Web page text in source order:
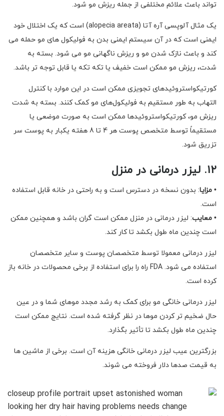
تواند باعث علائم مختلفی از جمله ریزش مو شود.
یک مثال آلوپسی آره آتا (alopecia areata) است که یک اختلال خود
ایمنی است که در آن سیستم ایمنی بدن به فولیکول های مو حمله می
کند و باعث نازک شدن مو و ریزش ناگهانی مو می شود. بسته به
شدت، ریزش مو ممکن است خفیف یا تکه تکه یا قابل توجه تر باشد.
کورتیکواستروئیدهای تجویزی ممکن است در این موارد با کنترل
التهاب به طور مستقیم به فولیکول‌های مو کمک کنند. بسته به شدت
ریزش مو، کورتیکواستروئیدها ممکن است به صورت موضعی یا
مستقیماً توسط متخصص پوست هر 4 تا 8 هفته یکبار به پوست سر
تزریق شود.
۱۲. لیزر درمانی در منزل
• مزایا: بدون نسخه در دسترس است و به راحتی در خانه قابل استفاده
است.
• معایب: لیزر درمانی در منزل ممکن است گران باشد و همچنین ممکن
است چندین ماه طول بکشد تا کار کند.
لیزر درمانی معمولا توسط متخصصان پوست و سایر متخصصان
استفاده می شود. FDA راه را برای استفاده از برخی محصولات در خانه باز
کرده است.
لیزر درمانی خانگی مو برای کمک به رشد مجدد موهای شما و در عین
حال ضخیم تر کردن موها در نظر گرفته شده است. نتایج ممکن است
چندین ماه طول بکشد تا تأثیر بگذارد.
بزرگترین عیب لیزر درمانی خانگی هزینه آن است. برخی از ماشین ها
به قیمت صدها دلار فروخته می شوند.